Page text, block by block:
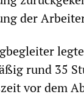
der
rund 35
vor dem